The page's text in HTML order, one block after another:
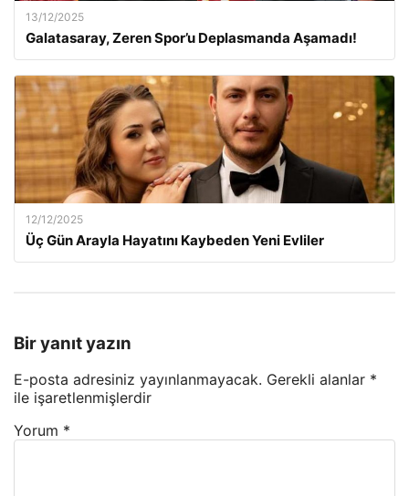
13/12/2025
Galatasaray, Zeren Spor’u Deplasmanda Aşamadı!
12/12/2025
Üç Gün Arayla Hayatını Kaybeden Yeni Evliler
Bir yanıt yazın
E-posta adresiniz yayınlanmayacak. Gerekli alanlar *
ile işaretlenmişlerdir
Yorum *